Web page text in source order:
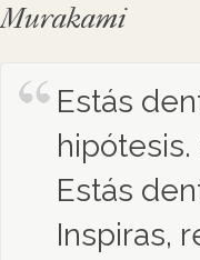
Murakami
Estás
Estás
Inspiras,